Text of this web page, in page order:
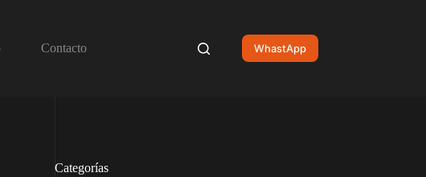
Contacto WhastApp
Categorías